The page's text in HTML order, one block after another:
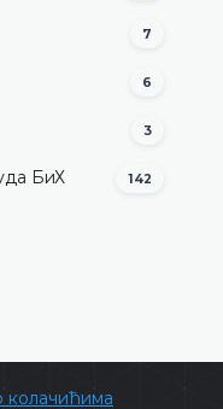
колачићима
7
6
3
БиХ 142